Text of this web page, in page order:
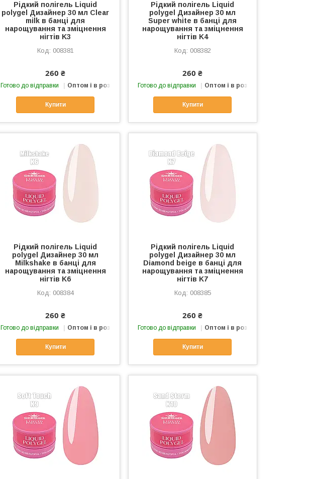
Рідкий полігель Liquid
polygel Дизайнер 30 мл Clear
milk в банці для
нарощування та зміцнення
нігтів K3
008381
260 ₴
Готово до відправки Оптом і в роздріб
Купити
Рідкий полігель Liquid
polygel Дизайнер 30 мл
Super white в банці для
нарощування та зміцнення
нігтів K4
008382
260 ₴
Готово до відправки Оптом і в роздріб
Купити
Рідкий полігель Liquid
polygel Дизайнер 30 мл
Milkshake в банці для
нарощування та зміцнення
нігтів K6
008384
260 ₴
Готово до відправки Оптом і в роздріб
Купити
Рідкий полігель Liquid
polygel Дизайнер 30 мл
Diamond beige в банці для
нарощування та зміцнення
нігтів K7
008385
260 ₴
Готово до відправки Оптом і в роздріб
Купити